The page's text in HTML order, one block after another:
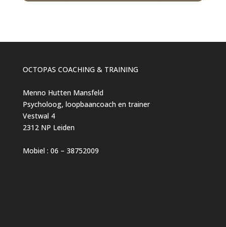
OCTOPAS COACHING & TRAINING
Menno Hutten Mansfeld
Psycholoog, loopbaancoach en trainer
Vestwal 4
2312 NP Leiden
Mobiel : 06 – 38752009